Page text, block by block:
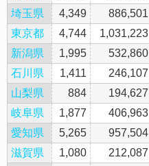
埼玉県
4,349 886,501
東京都
4,744 1,031,223
新潟県
1,995 532,860
石川県
1,411 246,107
山梨県
884 194,627
岐阜県
1,877 406,963
愛知県
5,265 957,504
滋賀県
1,080 212,087